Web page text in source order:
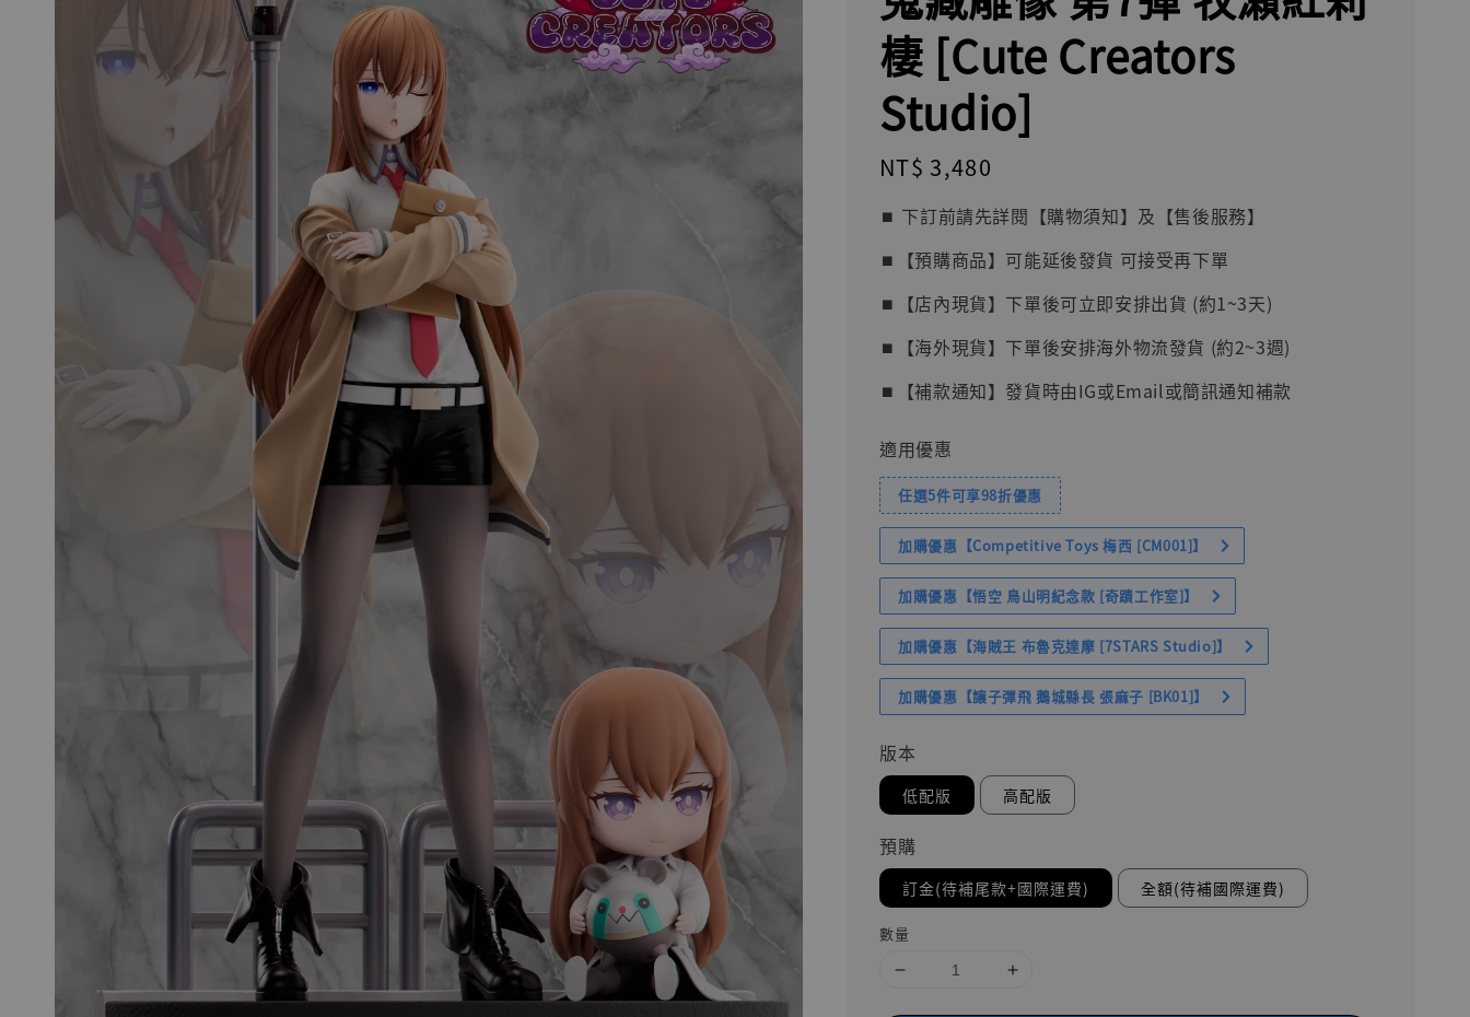
棲 [Cute Creators
Studio]
Regular
price
NT$ 3,480
⏹︎ 下訂前請先詳閱【購物須知】及【售後服務】
⏹︎【預購商品】可能延後發貨 可接受再下單
⏹︎【店內現貨】下單後可立即安排出貨 (約1~3天)
⏹︎【海外現貨】下單後安排海外物流發貨 (約2~3週)
⏹︎【補款通知】發貨時由IG或Email或簡訊通知補款
適用優惠
任選5件可享98折優惠
加購優惠【Competitive Toys 梅西 [CM001]】
加購優惠【悟空 鳥山明紀念款 [奇蹟工作室]】
加購優惠【海賊王 布魯克達摩 [7STARS Studio]】
加購優惠【讓子彈飛 鵝城縣長 張麻子 [BK01]】
版本
低配版 高配版
預購
訂金(待補尾款+國際運費) 全額(待補國際運費)
數量